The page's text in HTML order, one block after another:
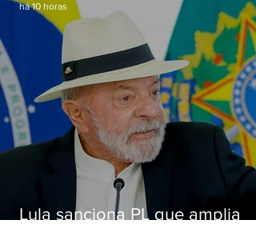
Lula sanciona PL que amplia
há 10 horas